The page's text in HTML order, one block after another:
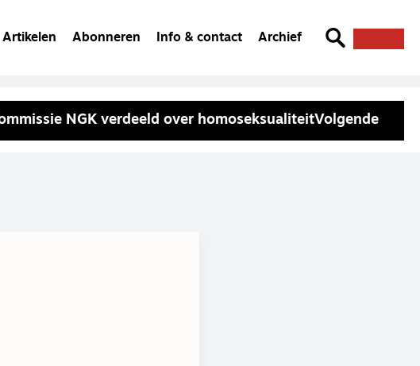
Artikelen Abonneren Info & contact Archief
NGK verdeeld over homoseksualiteitVolgende